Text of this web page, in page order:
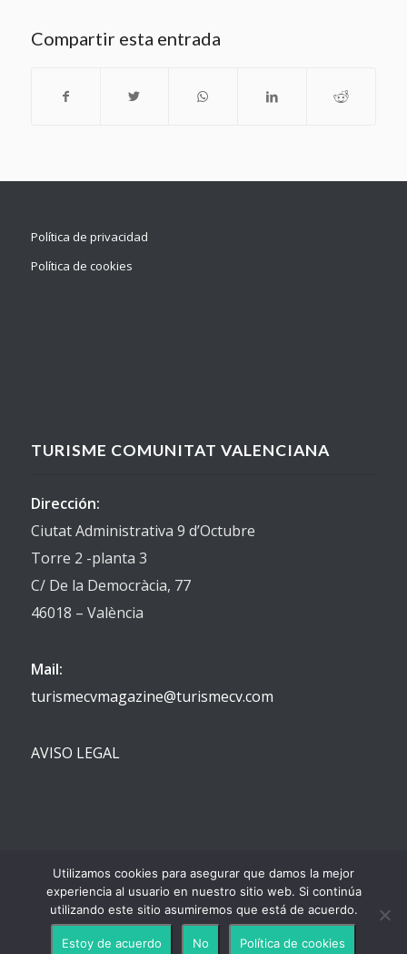
Compartir esta entrada
Política de privacidad
Política de cookies
TURISME COMUNITAT VALENCIANA
Dirección:
Ciutat Administrativa 9 d’Octubre
Torre 2 -planta 3
C/ De la Democràcia, 77
46018 – València
Mail:
turismecvmagazine@turismecv.com
AVISO LEGAL
Utilizamos cookies para asegurar que damos la mejor
experiencia al usuario en nuestro sitio web. Si continúa
utilizando este sitio asumiremos que está de acuerdo.
Estoy de acuerdo No Política de cookies